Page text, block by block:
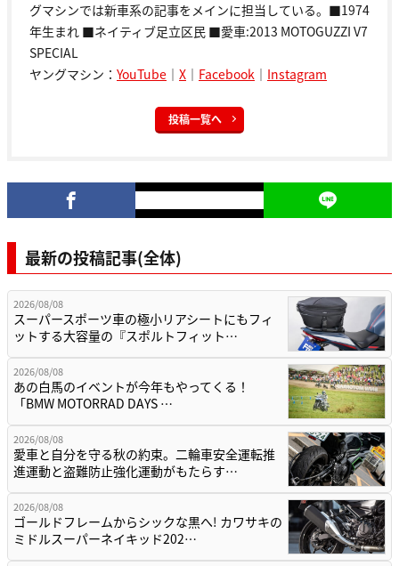
グマシンでは新車系の記事をメインに担当している。■1974
年生まれ ■ネイティブ足立区民 ■愛車:2013 MOTOGUZZI V7
SPECIAL
ヤングマシン： YouTube ｜ X ｜ Facebook ｜ Instagram
投稿一覧へ
最新の投稿記事(全体)
2026/08/08
スーパースポーツ車の極小リアシートにもフィ
ットする大容量の『スポルトフィット…
2026/08/08
あの白馬のイベントが今年もやってくる！
「BMW MOTORRAD DAYS …
2026/08/08
愛車と自分を守る秋の約束。二輪車安全運転推
進運動と盗難防止強化運動がもたらす…
2026/08/08
ゴールドフレームからシックな黒へ! カワサキの
ミドルスーパーネイキッド202…